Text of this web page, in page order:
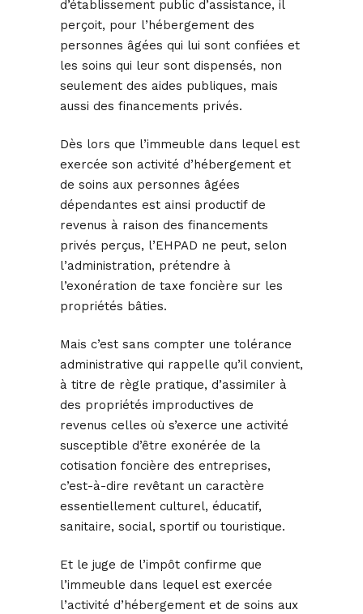
d’établissement public d’assistance, il
perçoit, pour l’hébergement des
personnes âgées qui lui sont confiées et
les soins qui leur sont dispensés, non
seulement des aides publiques, mais
aussi des financements privés.
Dès lors que l’immeuble dans lequel est
exercée son activité d’hébergement et
de soins aux personnes âgées
dépendantes est ainsi productif de
revenus à raison des financements
privés perçus, l’EHPAD ne peut, selon
l’administration, prétendre à
l’exonération de taxe foncière sur les
propriétés bâties.
Mais c’est sans compter une tolérance
administrative qui rappelle qu’il convient,
à titre de règle pratique, d’assimiler à
des propriétés improductives de
revenus celles où s’exerce une activité
susceptible d’être exonérée de la
cotisation foncière des entreprises,
c’est-à-dire revêtant un caractère
essentiellement culturel, éducatif,
sanitaire, social, sportif ou touristique.
Et le juge de l’impôt confirme que
l’immeuble dans lequel est exercée
l’activité d’hébergement et de soins aux